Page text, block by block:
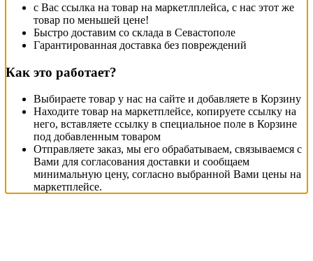
с Вас ссылка на товар на маркетлплейса, с нас этот же
товар по меньшей цене!
Быстро доставим со склада в Севастополе
Гарантированная доставка без повреждений
Как это работает?
Выбираете товар у нас на сайте и добавляете в Корзину
Находите товар на маркетплейсе, копируете ссылку на
него, вставляете ссылку в специальное поле в Корзине
под добавленным товаром
Отправляете заказ, мы его обрабатываем, связываемся с
Вами для согласования доставки и сообщаем
минимальную цену, согласно выбранной Вами цены на
маркетплейсе.